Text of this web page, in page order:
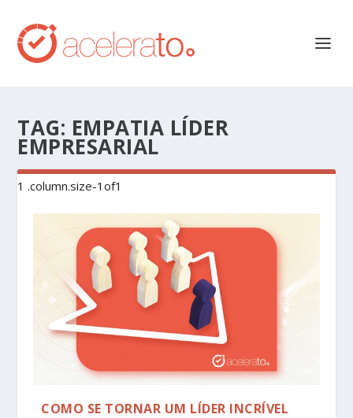
TAG: EMPATIA LÍDER
EMPRESARIAL
COMO SE TORNAR UM LÍDER INCRÍVEL